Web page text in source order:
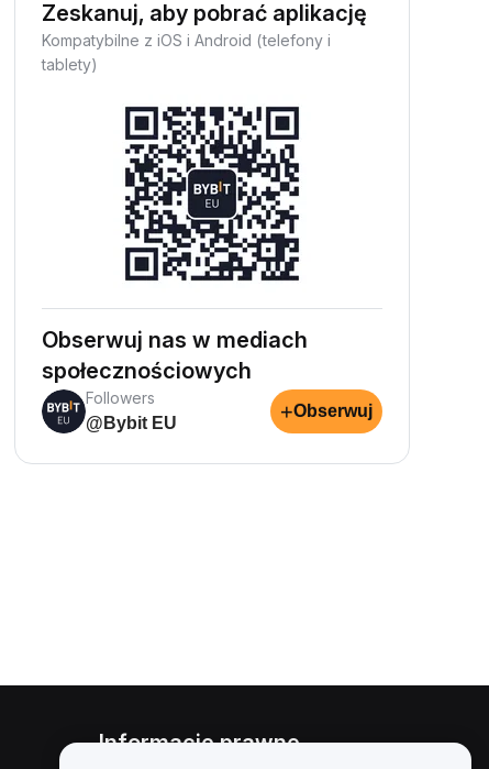
Zeskanuj, aby pobrać aplikację
Kompatybilne z iOS i Android (telefony i
tablety)
Obserwuj nas w mediach
społecznościowych
Followers
@Bybit EU
+Obserwuj
Informacje prawne